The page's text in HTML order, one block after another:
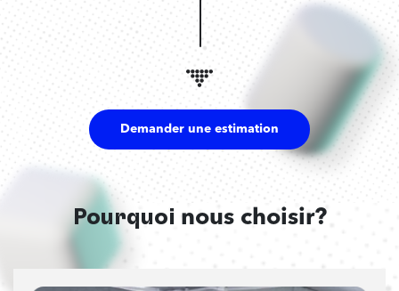
Chirurgien – Docteur Levy Joel
Directeur chez LAC light a candle
Notre collaboration avec Digital Unicorn visait à créer
une application de messagerie. En partant d’un simple
wireframe, nous avons réussi à lancer l’application en
quelques mois, avec des mises à jour significatives
réalisées en moins d’un an. Ce qui nous a le plus
marqués, c’est la réactivité constante de l’équipe, ainsi
que leur inventivité et créativité exceptionnelles dans le
développement du projet.
19 Avril 2026
Demander une estimation
Pourquoi nous choisir?